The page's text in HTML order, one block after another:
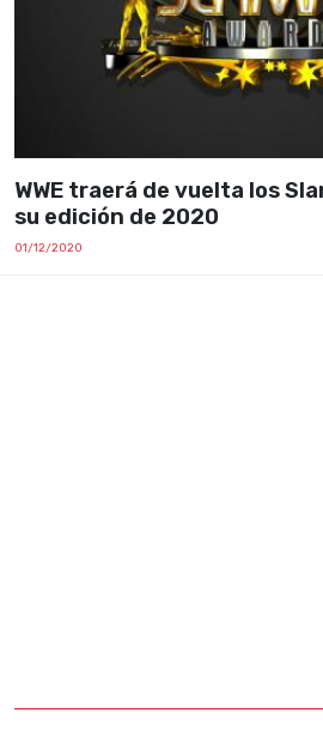
WWE traerá de vuelta los
su edición de 2020
01/12/2020